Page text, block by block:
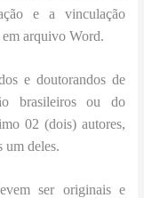
e a vinculação
arquivo Word.
e doutorandos de
brasileiros ou do
02 (dois) autores,
um deles.
ser originais e